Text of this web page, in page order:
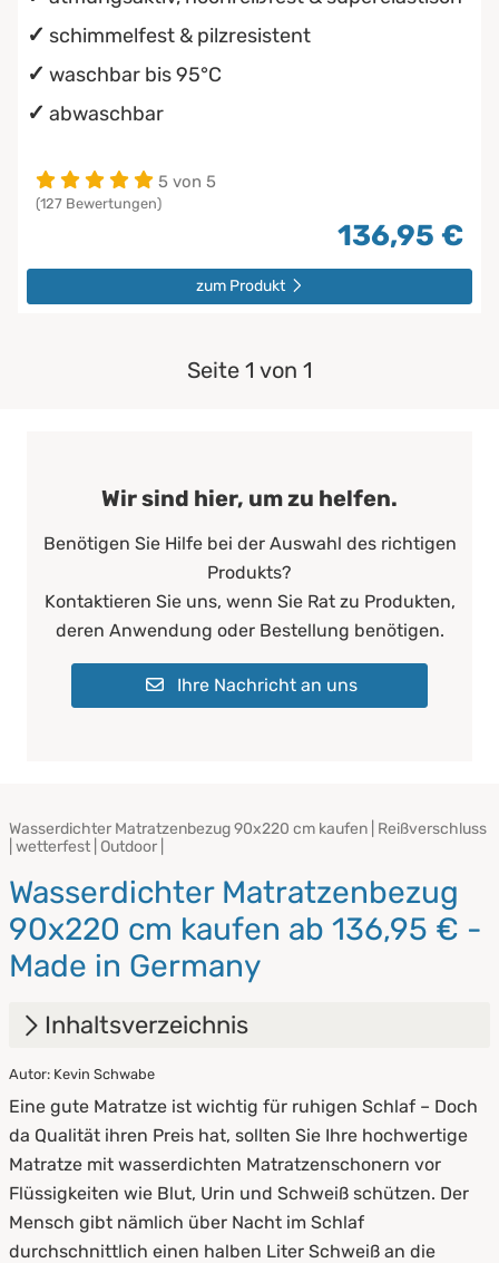
schimmelfest & pilzresistent
waschbar bis 95°C
abwaschbar
5 von 5
(127 Bewertungen)
136,95 €
zum Produkt
Seite 1 von 1
Wir sind hier, um zu helfen.
Benötigen Sie Hilfe bei der Auswahl des richtigen
Produkts?
Kontaktieren Sie uns, wenn Sie Rat zu Produkten,
deren Anwendung oder Bestellung benötigen.
Ihre Nachricht an uns
Wasserdichter Matratzenbezug 90x220 cm kaufen | Reißverschluss
| wetterfest | Outdoor |
Wasserdichter Matratzenbezug
90x220 cm kaufen ab 136,95 € -
Made in Germany
Inhaltsverzeichnis
1. Vorteile eines wasserdichten
Matratzenbezuges
2. Worauf sollten Sie beim Kauf achten?
3. Pflegehinweise
Autor: Kevin Schwabe
Eine gute Matratze ist wichtig für ruhigen Schlaf – Doch
da Qualität ihren Preis hat, sollten Sie Ihre hochwertige
Matratze mit wasserdichten Matratzenschonern vor
Flüssigkeiten wie Blut, Urin und Schweiß schützen. Der
Mensch gibt nämlich über Nacht im Schlaf
durchschnittlich einen halben Liter Schweiß an die